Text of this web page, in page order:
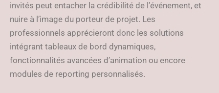
invités peut entacher la crédibilité de l’événement, et
nuire à l’image du porteur de projet. Les
professionnels apprécieront donc les solutions
intégrant tableaux de bord dynamiques,
fonctionnalités avancées d’animation ou encore
modules de reporting personnalisés.